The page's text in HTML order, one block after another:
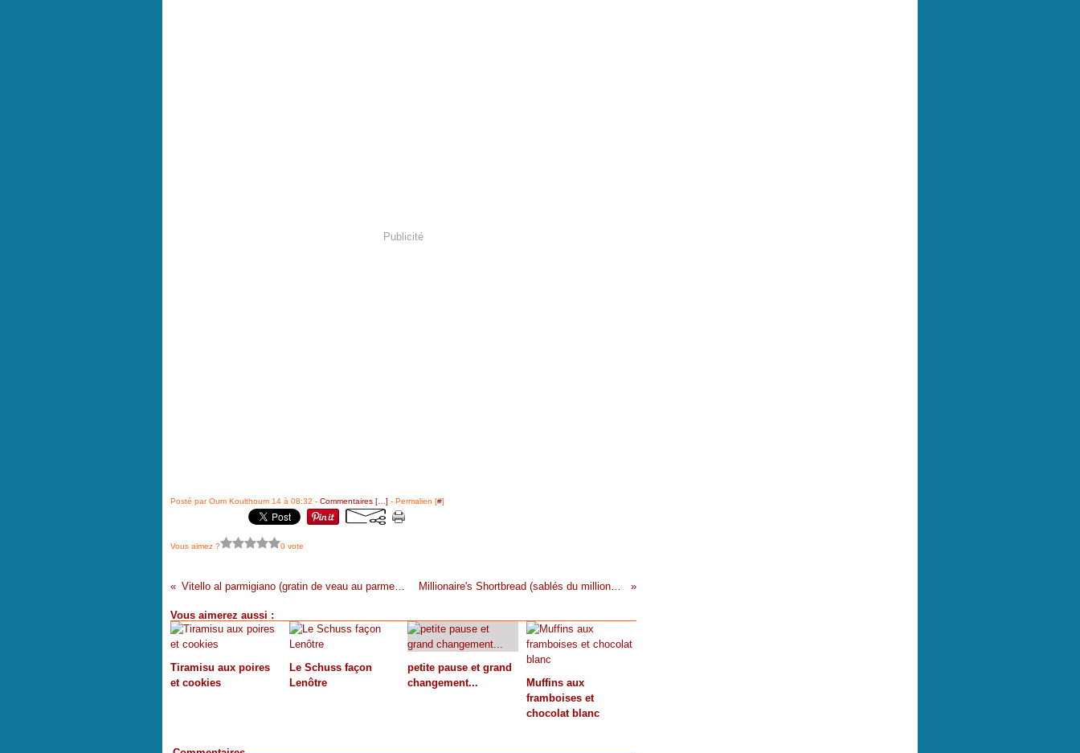
Publicité
Posté par Oum Koulthoum 14 à 08:32 - Commentaires [ ] - Permalien [#]
Vous aimez ? 0 vote
Vitello al parmigiano (gratin de veau au parmesan) Millionaire's Shortbread (sablés du millionaire)
Vous aimerez aussi :
Tiramisu aux poires
et cookies
Le Schuss façon
Lenôtre
petite pause et grand
changement...
Muffins aux
framboises et
chocolat blanc